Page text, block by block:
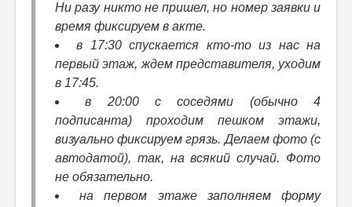
Ни разу никто не пришел, но номер заявки и
время фиксируем в акте.
в 17:30 спускается кто-то из нас на
первый этаж, ждем представителя, уходим
в 17:45.
в 20:00 с соседями (обычно 4
подписанта) проходим пешком этажи,
визуально фиксируем грязь. Делаем фото (с
автодатой), так, на всякий случай. Фото
не обязательно.
на первом этаже заполняем форму